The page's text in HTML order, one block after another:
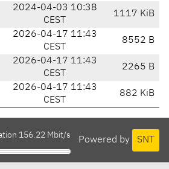
2024-04-03 10:38
CEST
1117 KiB
2026-04-17 11:43
CEST
8552 B
2026-04-17 11:43
CEST
2265 B
2026-04-17 11:43
CEST
882 KiB
Powered by SNT
156.22 Mbit/s